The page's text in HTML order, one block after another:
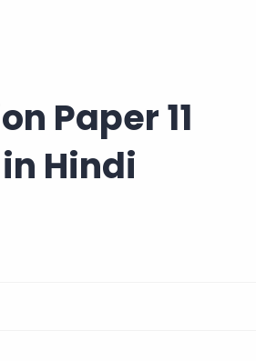
Paper 11
Hindi